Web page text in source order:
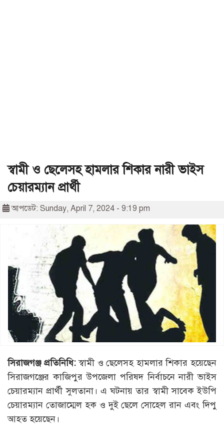
স্বামী ও ছেলেসহ হামলার শিকার নারী ভাইস
চেয়ারম্যান প্রার্থী
আপডেট: Sunday, April 7, 2024 - 9:19 pm
সিরাজগঞ্জ প্রতিনিধি:স্বামী ও ছেলেসহ হামলার শিকার হয়েছেন
সিরাজগঞ্জের কাজিপুর উপজেলা পরিষদ নির্বাচনে নারী ভাইস
চেয়ারম্যান প্রার্থী সুলতানা। এ ঘটনায় তার স্বামী সাবেক ইউপি
চেয়ারম্যান তোজাম্মেল হক ও দুই ছেলে সোহেল রান এবং দিপু
আহত হয়েছেন।